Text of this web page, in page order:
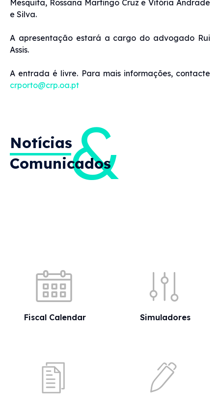
Mesquita, Rossana Martingo Cruz e Vitória Andrade
e Silva.
A apresentação estará a cargo do advogado Rui
Assis.
A entrada é livre. Para mais informações, contacte
crporto@crp.oa.pt
Fiscal Calendar Simuladores